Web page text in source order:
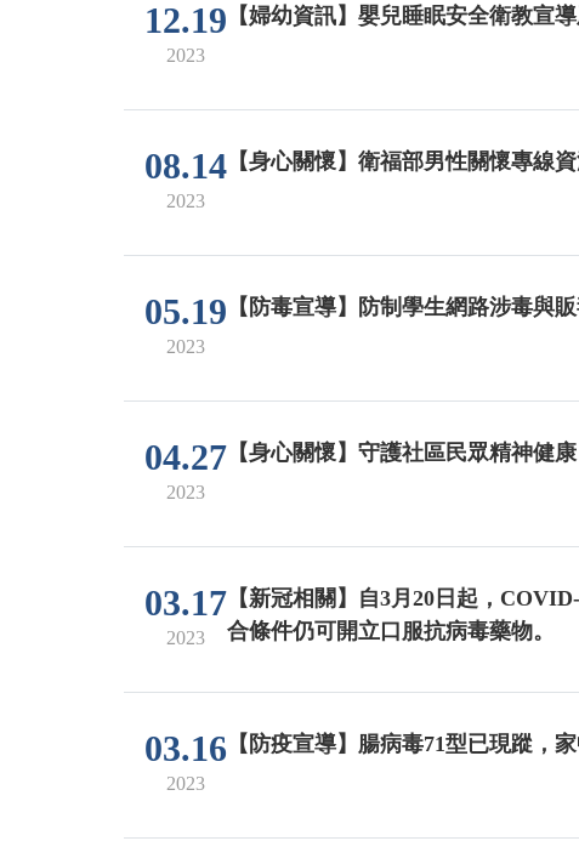
12.19
2023
【婦幼資訊】嬰兒睡眠安全衛教宣
08.14
2023
【身心關懷】衛福部男性關懷專線
05.19
2023
【防毒宣導】防制學生網路涉毒與
04.27
2023
【身心關懷】守護社區民眾精神健
03.17
2023
【新冠相關】自3月20日起，
合條件仍可開立口服抗病毒藥物。
03.16
2023
【防疫宣導】腸病毒71型已現蹤，